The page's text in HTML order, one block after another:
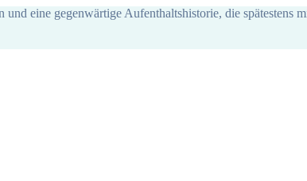
eine gegenwärtige Aufenthaltshistorie, die spätestens